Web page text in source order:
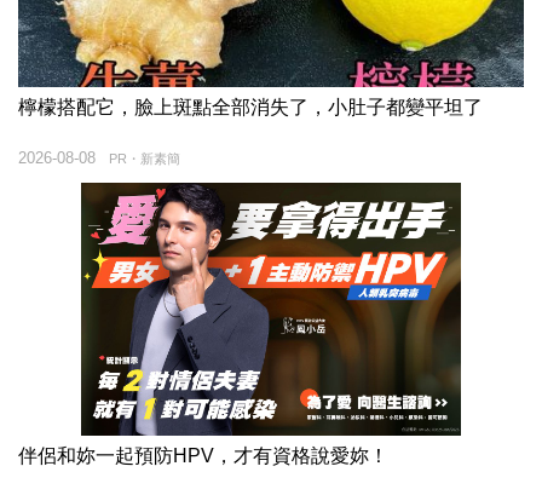
檸檬搭配它，臉上斑點全部消失了，小肚子都變平坦了
PR・新素簡
2026-08-08
伴侶和妳一起預防HPV，才有資格說愛妳！